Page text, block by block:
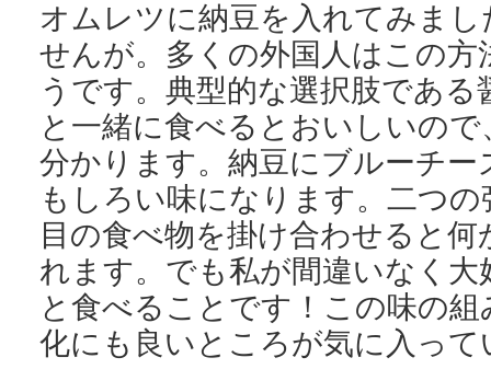
オムレツに納豆を入れてみま
せんが。多くの外国人はこの
うです。典型的な選択肢であ
と一緒に食べるとおいしいの
分かります。納豆にブルーチ
もしろい味になります。二つ
目の食べ物を掛け合わせると
れます。でも私が間違いなく
と食べることです！この味の
化にも良いところが気に入って